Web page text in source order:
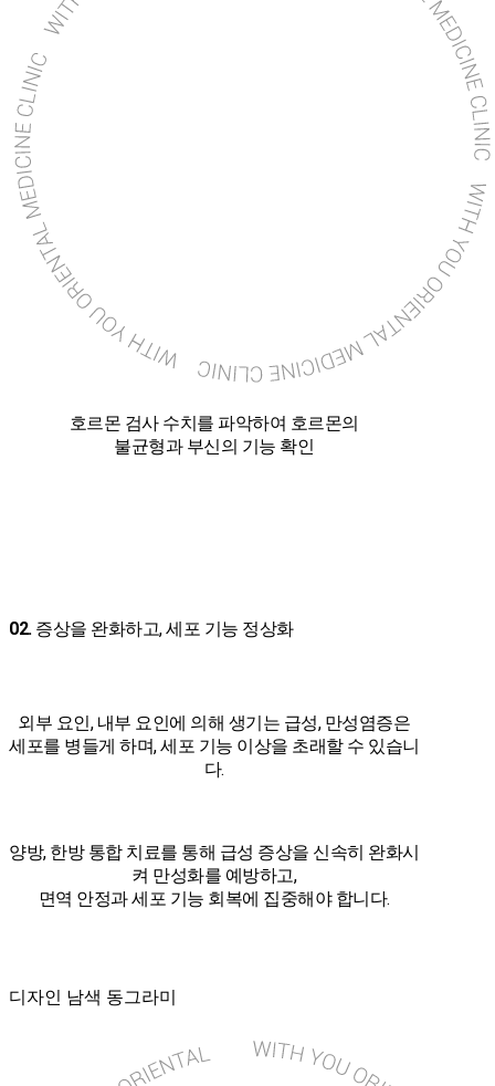
호르몬 검사 수치를 파악하여 호르몬의
불균형과 부신의 기능 확인
02. 증상을 완화하고, 세포 기능 정상화
외부 요인, 내부 요인에 의해 생기는 급성, 만성염증은
세포를 병들게 하며, 세포 기능 이상을 초래할 수 있습니
다.
양방, 한방 통합 치료를 통해 급성 증상을 신속히 완화시
켜 만성화를 예방하고,
면역 안정과 세포 기능 회복에 집중해야 합니다.
디자인 남색 동그라미